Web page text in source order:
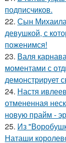
подписчиков.
22. Сын Михаила
девушкой, с
поженимся!
23. Валя
моментами с
демонстрирует
24. Настя
отмененная
новую прайм -
25. Из
Наташи